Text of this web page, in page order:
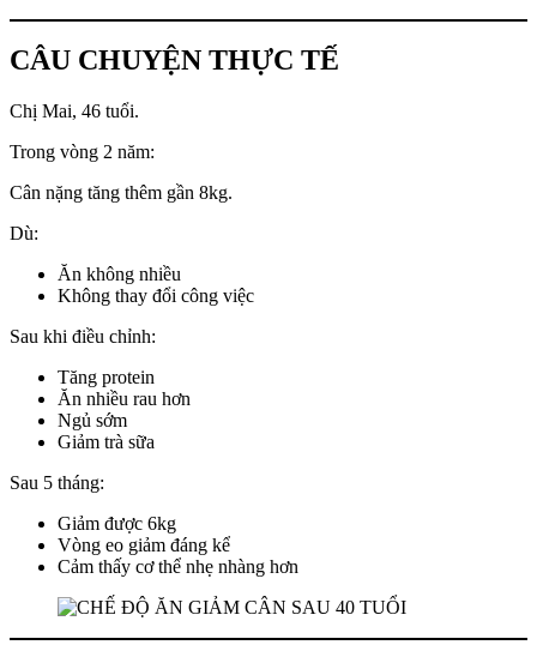
CÂU CHUYỆN THỰC TẾ
Chị Mai, 46 tuổi.
Trong vòng 2 năm:
Cân nặng tăng thêm gần 8kg.
Dù:
Ăn không nhiều
Không thay đổi công việc
Sau khi điều chỉnh:
Tăng protein
Ăn nhiều rau hơn
Ngủ sớm
Giảm trà sữa
Sau 5 tháng:
Giảm được 6kg
Vòng eo giảm đáng kể
Cảm thấy cơ thể nhẹ nhàng hơn